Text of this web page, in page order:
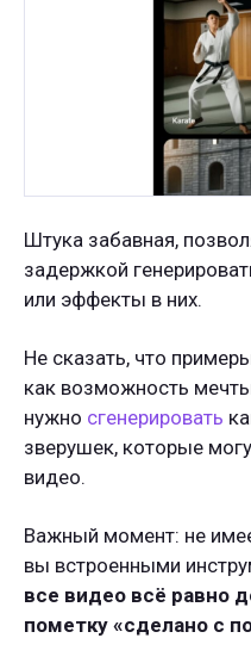
Штука забавная,
задержкой
или эффекты в них.
Не сказать, что
как возможность
нужно сгенерировать
зверушек, которые
видео.
Важный момент: не
вы встроенными
все видео всё равно
пометку «сделано с